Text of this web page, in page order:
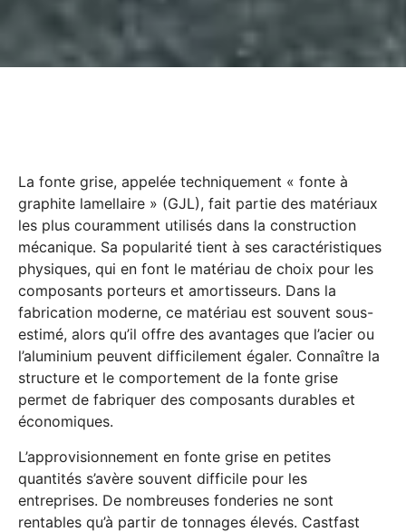
La fonte grise, appelée techniquement « fonte à
graphite lamellaire » (GJL), fait partie des matériaux
les plus couramment utilisés dans la construction
mécanique. Sa popularité tient à ses caractéristiques
physiques, qui en font le matériau de choix pour les
composants porteurs et amortisseurs. Dans la
fabrication moderne, ce matériau est souvent sous-
estimé, alors qu’il offre des avantages que l’acier ou
l’aluminium peuvent difficilement égaler. Connaître la
structure et le comportement de la fonte grise
permet de fabriquer des composants durables et
économiques.
L’approvisionnement en fonte grise en petites
quantités s’avère souvent difficile pour les
entreprises. De nombreuses fonderies ne sont
rentables qu’à partir de tonnages élevés. Castfast